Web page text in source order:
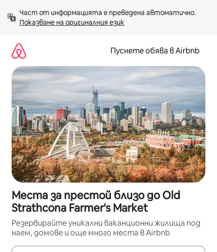
към
съдържанието
Показване на оригиналния език
Пуснете обява в Airbnb
Места за престой близо до Old
Strathcona Farmer's Market
Резервирайте уникални ваканционни жилища под
наем, домове и още много места в Airbnb